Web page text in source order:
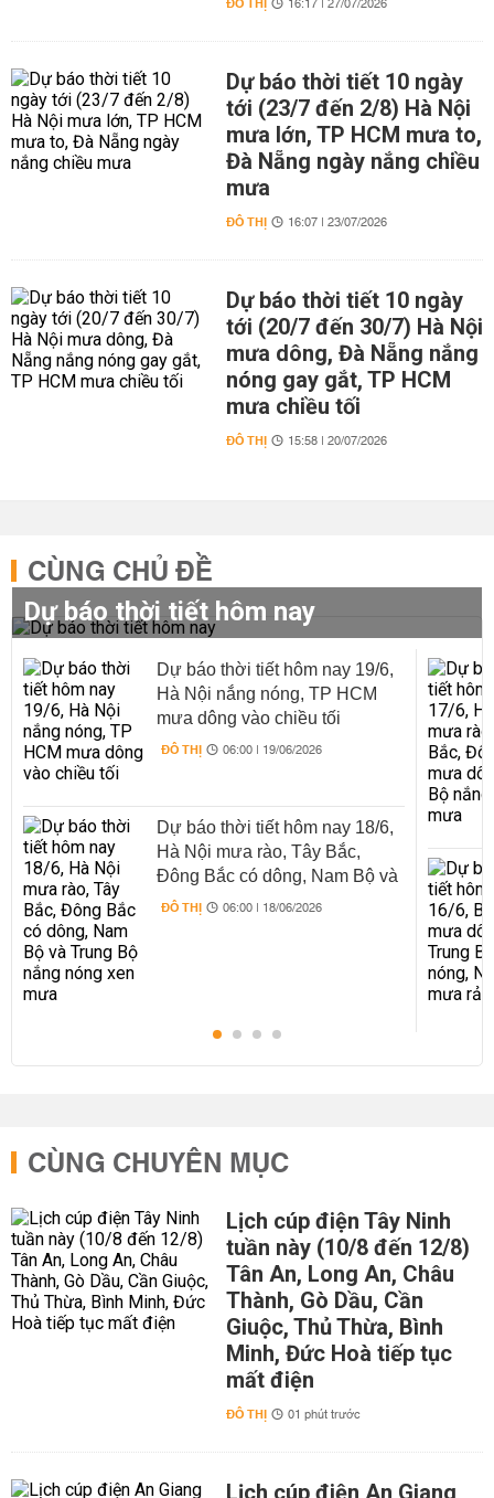
16:17 | 27/07/2026
Dự báo thời tiết 10 ngày
tới (23/7 đến 2/8) Hà Nội
mưa lớn, TP HCM mưa to,
Đà Nẵng ngày nắng chiều
mưa
ĐÔ THỊ 16:07 | 23/07/2026
Dự báo thời tiết 10 ngày
tới (20/7 đến 30/7) Hà Nội
mưa dông, Đà Nẵng nắng
nóng gay gắt, TP HCM
mưa chiều tối
ĐÔ THỊ 15:58 | 20/07/2026
CÙNG CHỦ ĐỀ
Dự báo thời tiết hôm nay
Dự báo thời tiết hôm nay 19/6,
Hà Nội nắng nóng, TP HCM
mưa dông vào chiều tối
ĐÔ THỊ 06:00 | 19/06/2026
Dự báo thời tiết hôm nay 18/6,
Hà Nội mưa rào, Tây Bắc,
Đông Bắc có dông, Nam Bộ và
Trung Bộ nắng nóng xen mưa
ĐÔ THỊ 06:00 | 18/06/2026
CÙNG CHUYÊN MỤC
Lịch cúp điện Tây Ninh
tuần này (10/8 đến 12/8)
Tân An, Long An, Châu
Thành, Gò Dầu, Cần
Giuộc, Thủ Thừa, Bình
Minh, Đức Hoà tiếp tục
mất điện
ĐÔ THỊ 01 phút trước
Lịch cúp điện An Giang